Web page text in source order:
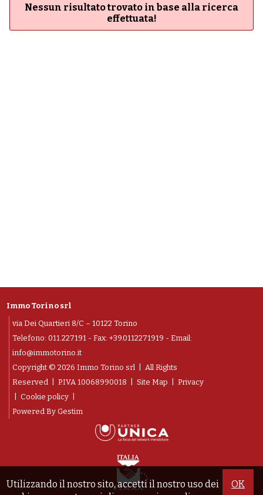
Nessun risultato trovato in base alla ricerca
effettuata!
Immo Torino srl
via Dei Quartieri 8/C – 10122 Torino
Telefono: 011.227191- Fax: +39.0112271919 - Email:
info@immotorino.it
Copyright © 2026 Immo Torino srl | All Rights
Reserved | P.IVA 10068990018 Site Map
Privacy
Cookie policy|
Powered By Gestim
Utilizzando il nostro sito, accetti il nostro uso dei
OK